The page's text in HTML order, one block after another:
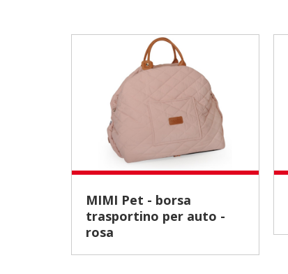
MIMI Pet - borsa
trasportino per auto -
rosa